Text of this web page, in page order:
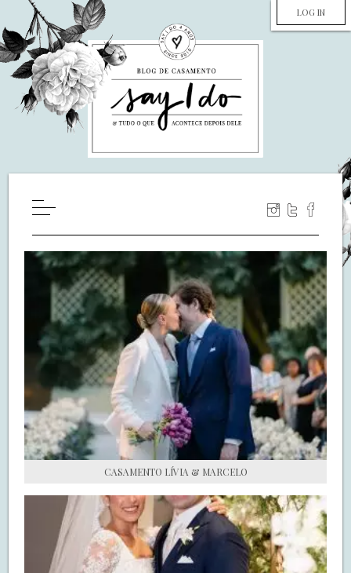
LOG IN
WILL YOU MARRY ME?
LUA DE MEL
COZINHA
DECORAÇÃO
DE NOIVA PRA NOIVA
S.O.S CASADAS
FALE COM O SAY I DO
CASAMENTO LÍVIA & MARCELO